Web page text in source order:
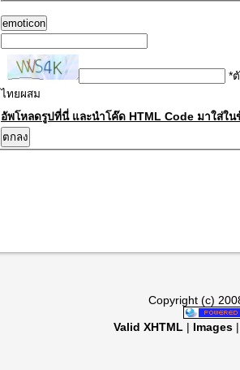
emoticon
*
ไทยผสม
อัพโหลดรูปที่นี่ และนำโค๊ด HTML Code มาใส่ใน
Copyright (c)
Valid XHTML Images